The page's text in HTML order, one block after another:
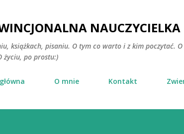
NAUCZYCIELKA
książkach, pisaniu. O tym co warto i z kim poczytać.
życiu, po prostu:)
O mnie Kontakt